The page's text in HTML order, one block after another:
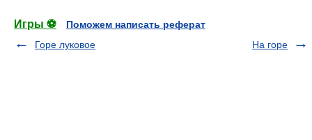
Игры ⚽
Поможем написать реферат
Горе луковое
На горе